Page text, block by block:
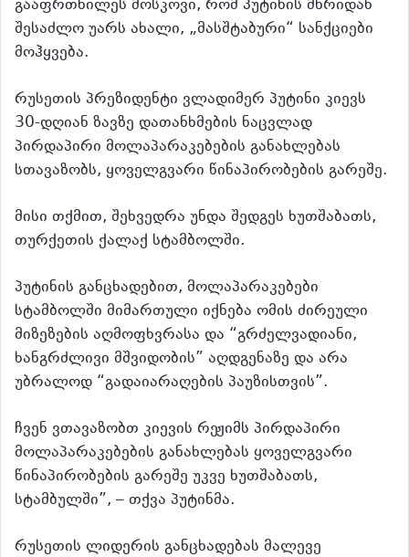
გააფრთხილეს მოსკოვი, რომ პუტინის მხრიდან
შესაძლო უარს ახალი, „მასშტაბური“ სანქციები
მოჰყვება.
რუსეთის პრეზიდენტი ვლადიმერ პუტინი კიევს
30-დღიან ზავზე დათანხმების ნაცვლად
პირდაპირი მოლაპარაკებების განახლებას
სთავაზობს, ყოველგვარი წინაპირობების გარეშე.
მისი თქმით, შეხვედრა უნდა შედგეს ხუთშაბათს,
თურქეთის ქალაქ სტამბოლში.
პუტინის განცხადებით, მოლაპარაკებები
სტამბოლში მიმართული იქნება ომის ძირეული
მიზეზების აღმოფხვრასა და “გრძელვადიანი,
ხანგრძლივი მშვიდობის” აღდგენაზე და არა
უბრალოდ “გადაიარაღების პაუზისთვის”.
ჩვენ ვთავაზობთ კიევის რეჟიმს პირდაპირი
მოლაპარაკებების განახლებას ყოველგვარი
წინაპირობების გარეშე უკვე ხუთშაბათს,
სტამბულში”, – თქვა პუტინმა.
რუსეთის ლიდერის განცხადებას მალევე